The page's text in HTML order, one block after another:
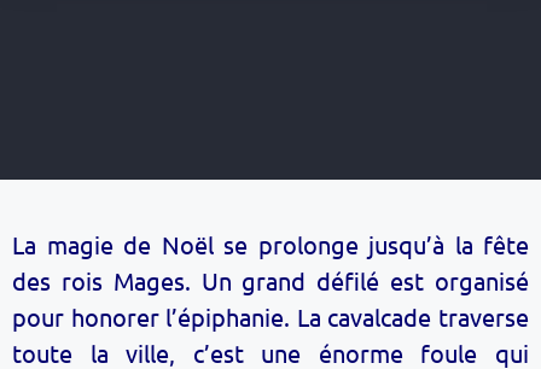
La magie de Noël se prolonge jusqu’à la fête
des rois Mages. Un grand défilé est organisé
pour honorer l’épiphanie. La cavalcade traverse
toute la ville, c’est une énorme foule qui